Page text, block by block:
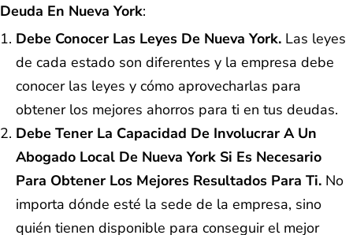
Deuda En Nueva York:
Debe Conocer Las Leyes De Nueva York. Las leyes
de cada estado son diferentes y la empresa debe
conocer las leyes y cómo aprovecharlas para
obtener los mejores ahorros para ti en tus deudas.
Debe Tener La Capacidad De Involucrar A Un
Abogado Local De Nueva York Si Es Necesario
Para Obtener Los Mejores Resultados Para Ti. No
importa dónde esté la sede de la empresa, sino
quién tienen disponible para conseguir el mejor